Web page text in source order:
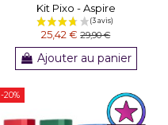
Kit Pixo - Aspire
25,42 €29,90 €
Ajouter au panier
-20%